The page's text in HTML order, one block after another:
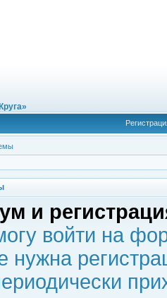
и
войти на
нужна